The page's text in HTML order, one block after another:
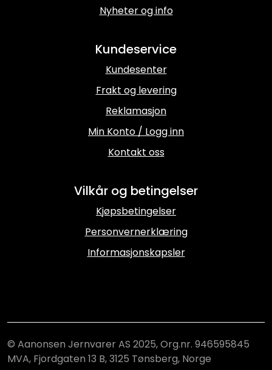
Nyheter og info
Kundeservice
Kundesenter
Frakt og levering
Reklamasjon
Min Konto / Logg inn
Kontakt oss
Vilkår og betingelser
Kjøpsbetingelser
Personvernerklæring
Informasjonskapsler
© Aanonsen Jernvarer AS 2025, Org.nr. 946595845
MVA, Fjordgaten 13 B, 3125 Tønsberg, Norge